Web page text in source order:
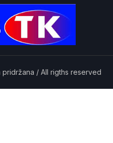
pridržana / All rigths reserved